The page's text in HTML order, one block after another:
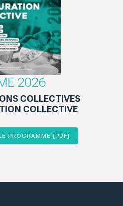
2026
COLLECTIVES
COLLECTIVE
PROGRAMME [PDF]